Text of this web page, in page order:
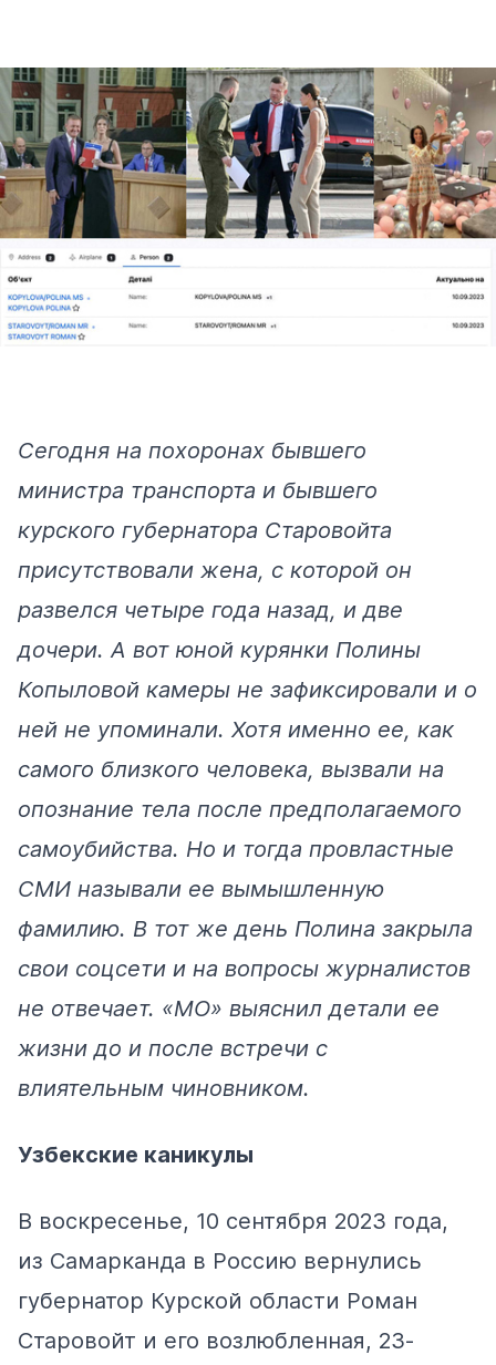
Сегодня на похоронах бывшего
министра транспорта и бывшего
курского губернатора Старовойта
присутствовали жена, с которой он
развелся четыре года назад, и две
дочери. А вот юной курянки Полины
Копыловой камеры не зафиксировали и о
ней не упоминали. Хотя именно ее, как
самого близкого человека, вызвали на
опознание тела после предполагаемого
самоубийства. Но и тогда провластные
СМИ называли ее вымышленную
фамилию. В тот же день Полина закрыла
свои соцсети и на вопросы журналистов
не отвечает. «МО» выяснил детали ее
жизни до и после встречи с
влиятельным чиновником.
Узбекские каникулы
В воскресенье, 10 сентября 2023 года,
из Самарканда в Россию вернулись
губернатор Курской области Роман
Старовойт и его возлюбленная, 23-